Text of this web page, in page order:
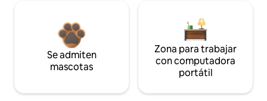
Se admiten
mascotas
Zona para trabajar
con computadora
portátil